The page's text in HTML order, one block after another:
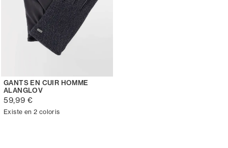
GANTS EN CUIR HOMME
ALANGLOV
59,99 €
Existe en 2 coloris